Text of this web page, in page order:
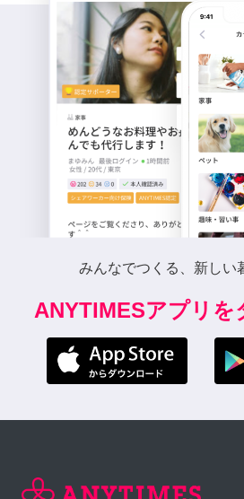
みんなでつくる、新しい
ANYTIMESアプリを